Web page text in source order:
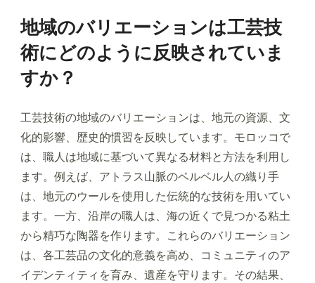
地域のバリエーションは工芸技
術にどのように反映されていま
すか？
工芸技術の地域のバリエーションは、地元の資源、文
化的影響、歴史的慣習を反映しています。モロッコで
は、職人は地域に基づいて異なる材料と方法を利用し
ます。例えば、アトラス山脈のベルベル人の織り手
は、地元のウールを使用した伝統的な技術を用いてい
ます。一方、沿岸の職人は、海の近くで見つかる粘土
から精巧な陶器を作ります。これらのバリエーション
は、各工芸品の文化的意義を高め、コミュニティのア
イデンティティを育み、遺産を守ります。その結果、